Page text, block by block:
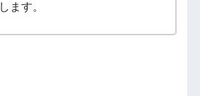
ます。